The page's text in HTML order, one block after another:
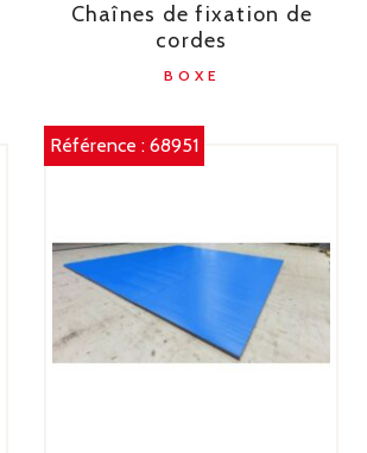
Chaînes de fixation de
cordes
BOXE
Référence :68951